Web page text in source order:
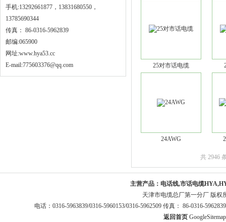
手机:13292661877，13831680550，
13785690344
传真： 86-0316-5962839
邮编:065900
网址:www.hya53.cc
E-mail:775603376@qq.com
25对市话电缆
24AWG
共 2946
主营产品： 电话线,市话电缆
天津市电缆总厂第一分厂 版权
电话：0316-5963839/0316-5960153/0316-5962509 传真： 86-0316-
返回首页 GoogleSitemap